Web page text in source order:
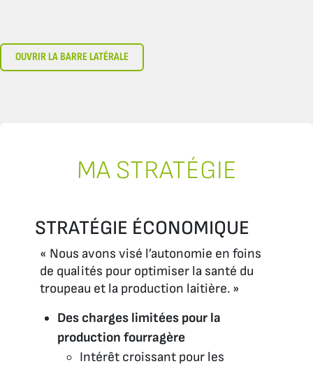
OUVRIR LA BARRE LATÉRALE
MA STRATÉGIE
STRATÉGIE ÉCONOMIQUE
« Nous avons visé l’autonomie en foins
de qualités pour optimiser la santé du
troupeau et la production laitière. »
Des charges limitées pour la
production fourragère
Intérêt croissant pour les